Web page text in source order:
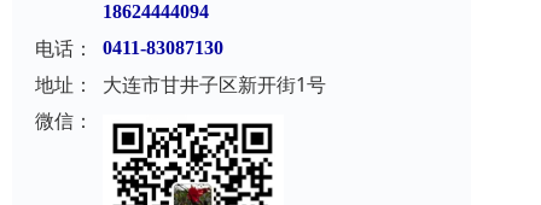
18624444094
电话： 0411-83087130
地址：
大连市甘井子区新开街1号
微信：